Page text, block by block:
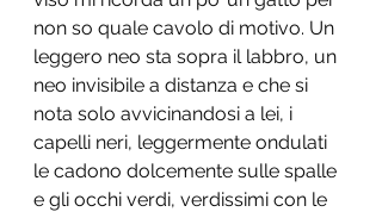
non so quale cavolo di motivo. Un
leggero neo sta sopra il labbro, un
neo invisibile a distanza e che si
nota solo avvicinandosi a lei, i
capelli neri, leggermente ondulati
le cadono dolcemente sulle spalle
e gli occhi verdi, verdissimi con le